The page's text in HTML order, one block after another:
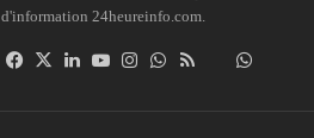
d'information 24heureinfo.com.
Facebook
X LinkedinYouTubeInstagramWhatsAppDailymotion